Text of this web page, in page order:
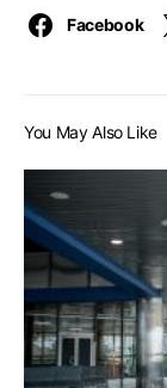
Facebook
You May Also Like